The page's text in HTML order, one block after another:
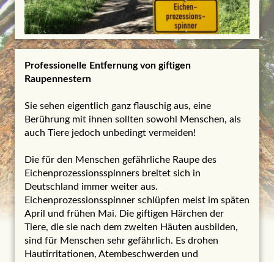
Professionelle Entfernung von giftigen
Raupennestern
Sie sehen eigentlich ganz flauschig aus, eine
Berührung mit ihnen sollten sowohl Menschen, als
auch Tiere jedoch unbedingt vermeiden!
Die für den Menschen gefährliche Raupe des
Eichenprozessionsspinners breitet sich in
Deutschland immer weiter aus.
Eichenprozessionsspinner schlüpfen meist im späten
April und frühen Mai. Die giftigen Härchen der
Tiere, die sie nach dem zweiten Häuten ausbilden,
sind für Menschen sehr gefährlich. Es drohen
Hautirritationen, Atembeschwerden und